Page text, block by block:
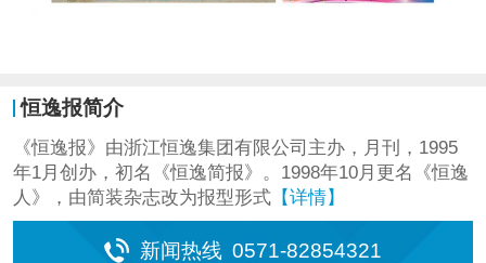
恒逸报简介
《恒逸报》由浙江恒逸集团有限公司主办，月刊，1995
年1月创办，初名《恒逸简报》。1998年10月更名《恒逸
人》，由简装杂志改为报型形式【详情】
新闻热线 0571-82854321